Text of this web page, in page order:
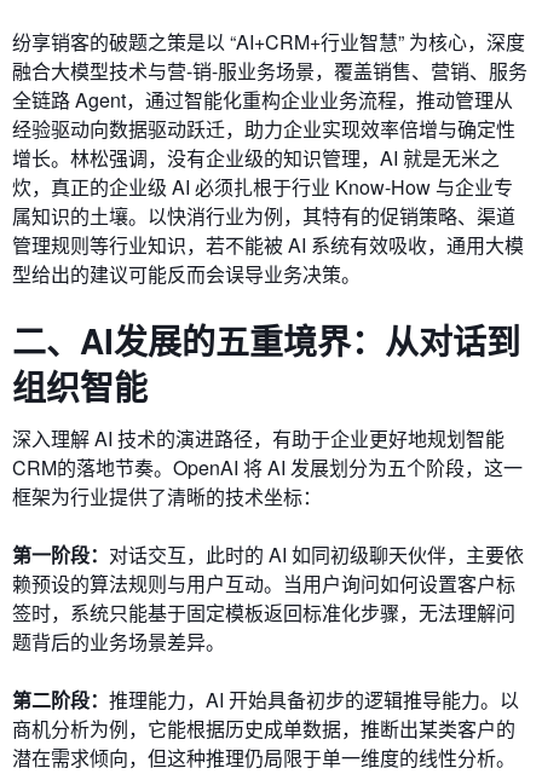
纷享销客的破题之策是以 “AI+CRM+行业智慧” 为核心，深度
融合大模型技术与营-销-服业务场景，覆盖销售、营销、服务
全链路 Agent，通过智能化重构企业业务流程，推动管理从
经验驱动向数据驱动跃迁，助力企业实现效率倍增与确定性
增长。林松强调，没有企业级的知识管理，AI 就是无米之
炊，真正的企业级 AI 必须扎根于行业 Know-How 与企业专
属知识的土壤。以快消行业为例，其特有的促销策略、渠道
管理规则等行业知识，若不能被 AI 系统有效吸收，通用大模
型给出的建议可能反而会误导业务决策。
二、 AI发展的五重境界： 从对话到
组织智能
深入理解 AI 技术的演进路径，有助于企业更好地规划智能
CRM的落地节奏。OpenAI 将 AI 发展划分为五个阶段，这一
框架为行业提供了清晰的技术坐标：
第一阶段： 对话交互，此时的 AI 如同初级聊天伙伴，主要依
赖预设的算法规则与用户互动。当用户询问如何设置客户标
签时，系统只能基于固定模板返回标准化步骤，无法理解问
题背后的业务场景差异。
第二阶段： 推理能力，AI 开始具备初步的逻辑推导能力。以
商机分析为例，它能根据历史成单数据，推断出某类客户的
潜在需求倾向，但这种推理仍局限于单一维度的线性分析。